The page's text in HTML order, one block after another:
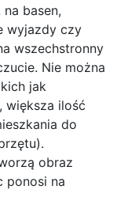
basen,
wyjazdy czy
wszechstronny
Nie można
jak
większa ilość
do
obraz
ponosi na